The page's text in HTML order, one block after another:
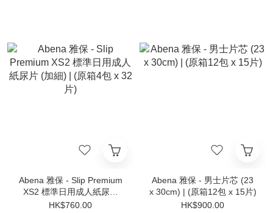
Abena 雅保 - Slip Premium
XS2 標準日用成人紙尿片
(加細) | (原箱4包 x 32片)
HK$760.00
Abena 雅保 - 男士片芯 (23
x 30cm) | (原箱12包 x 15片)
HK$900.00